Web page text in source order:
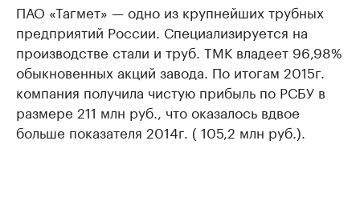
ПАО «Тагмет» — одно из крупнейших трубных
предприятий России. Специализируется на
производстве стали и труб. ТМК владеет 96,98%
обыкновенных акций завода. По итогам 2015г.
компания получила чистую прибыль по РСБУ в
размере 211 млн руб., что оказалось вдвое
больше показателя 2014г. ( 105,2 млн руб.).